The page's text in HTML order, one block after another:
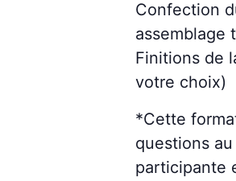
Confection
assemblage
Finitions de
votre choix)
*Cette
questions
participante